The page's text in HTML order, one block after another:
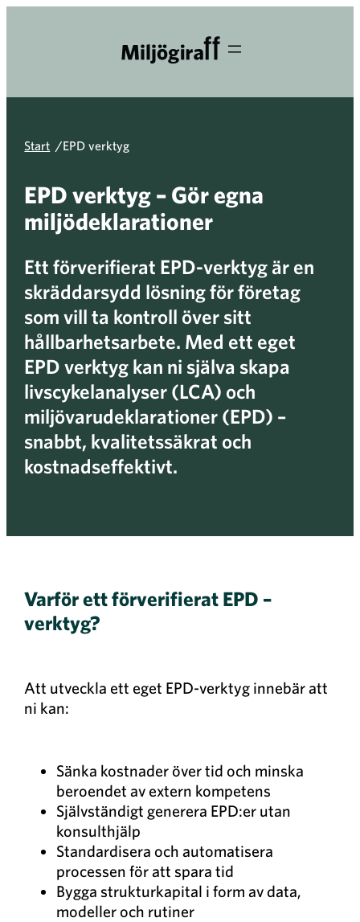
Start /EPD verktyg
EPD verktyg – Gör egna
miljödeklarationer
Ett förverifierat EPD-verktyg är en
skräddarsydd lösning för företag
som vill ta kontroll över sitt
hållbarhetsarbete. Med ett eget
EPD verktyg kan ni själva skapa
livscykelanalyser (LCA) och
miljövarudeklarationer (EPD) –
snabbt, kvalitetssäkrat och
kostnadseffektivt.
Varför ett förverifierat EPD –
verktyg?
Att utveckla ett eget EPD-verktyg innebär att
ni kan:
Sänka kostnader över tid och minska
beroendet av extern kompetens
Självständigt generera EPD:er utan
konsulthjälp
Standardisera och automatisera
processen för att spara tid
Bygga strukturkapital i form av data,
modeller och rutiner